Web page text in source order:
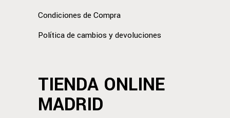
Condiciones de Compra
Política de cambios y devoluciones
TIENDA ONLINE
MADRID